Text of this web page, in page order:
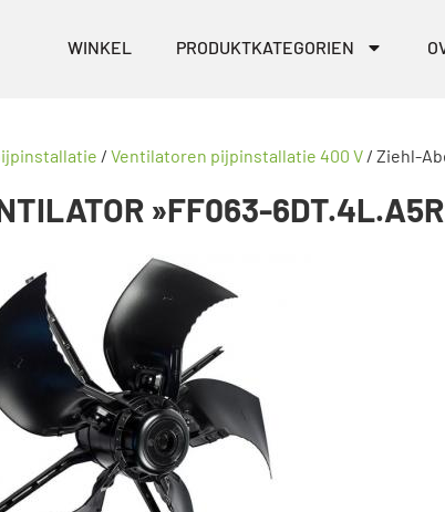
WINKEL PRODUKTKATEGORIEN
/ Ventilatoren pijpinstallatie 400 V / Ziehl-
»FF063-